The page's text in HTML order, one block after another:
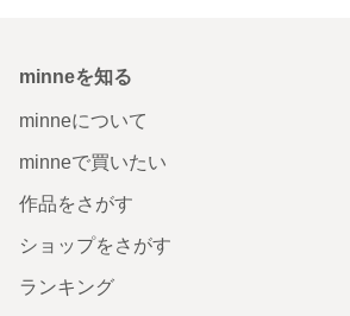
minneを知る
minneについて
minneで買いたい
作品をさがす
ショップをさがす
ランキング